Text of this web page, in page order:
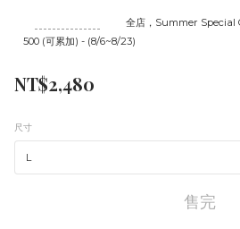
全店，Summer Special
500 (可累加) - (8/6~8/23)
NT$2,480
尺寸
售完